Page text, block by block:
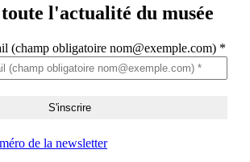
toute l'actualité du musée
(champ obligatoire nom@exemple.com) *
de la newsletter